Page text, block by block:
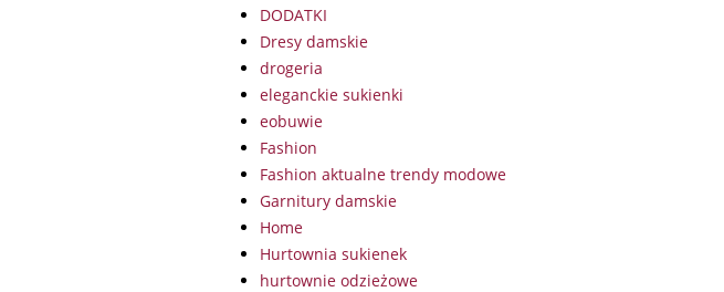
DODATKI
Dresy damskie
drogeria
eleganckie sukienki
eobuwie
Fashion
Fashion aktualne trendy modowe
Garnitury damskie
Home
Hurtownia sukienek
hurtownie odzieżowe